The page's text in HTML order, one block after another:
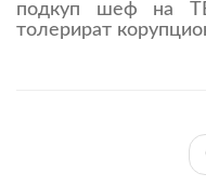
подкуп шеф на
толерират